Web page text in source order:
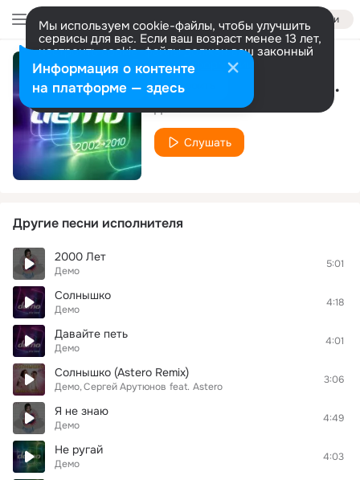
Войти
Мы используем cookie-файлы, чтобы улучшить
сервисы для вас. Если ваш возраст менее 13 лет,
настроить cookie-файлы должен ваш законный
представитель. Больше информации
Разрешить все Настроить Песенка для друзей
Демо
Слушать
Другие песни исполнителя
2000 Лет
Демо
5:01
Солнышко
Демо
4:18
Давайте петь
Демо
4:01
Солнышко (Astero Remix)
Демо Сергей Арутюнов feat. Astero
3:06
Я не знаю
Демо
4:49
Не ругай
Демо
4:03
Информация о контенте
на платформе — здесь